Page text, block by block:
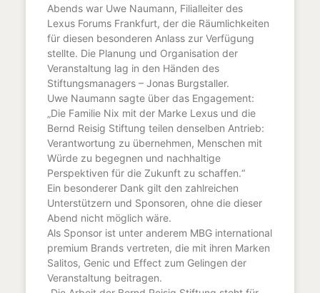
Abends war Uwe Naumann, Filialleiter des
Lexus Forums Frankfurt, der die Räumlichkeiten
für diesen besonderen Anlass zur Verfügung
stellte. Die Planung und Organisation der
Veranstaltung lag in den Händen des
Stiftungsmanagers – Jonas Burgstaller.
Uwe Naumann sagte über das Engagement:
„Die Familie Nix mit der Marke Lexus und die
Bernd Reisig Stiftung teilen denselben Antrieb:
Verantwortung zu übernehmen, Menschen mit
Würde zu begegnen und nachhaltige
Perspektiven für die Zukunft zu schaffen.“
Ein besonderer Dank gilt den zahlreichen
Unterstützern und Sponsoren, ohne die dieser
Abend nicht möglich wäre.
Als Sponsor ist unter anderem MBG international
premium Brands vertreten, die mit ihren Marken
Salitos, Genic und Effect zum Gelingen der
Veranstaltung beitragen.